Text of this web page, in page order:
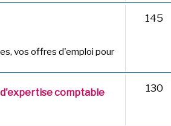
vos offres d'emploi pour
145
comptable 130